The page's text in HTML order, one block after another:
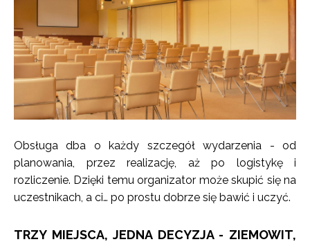
Obsługa dba o każdy szczegół wydarzenia - od
planowania, przez realizację, aż po logistykę i
rozliczenie. Dzięki temu organizator może skupić się na
uczestnikach, a ci… po prostu dobrze się bawić i uczyć.
TRZY MIEJSCA, JEDNA DECYZJA - ZIEMOWIT,